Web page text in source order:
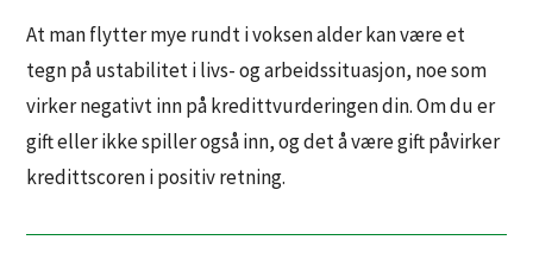
At man flytter mye rundt i voksen alder kan være et
tegn på ustabilitet i livs- og arbeidssituasjon, noe som
virker negativt inn på kredittvurderingen din. Om du er
gift eller ikke spiller også inn, og det å være gift påvirker
kredittscoren i positiv retning.